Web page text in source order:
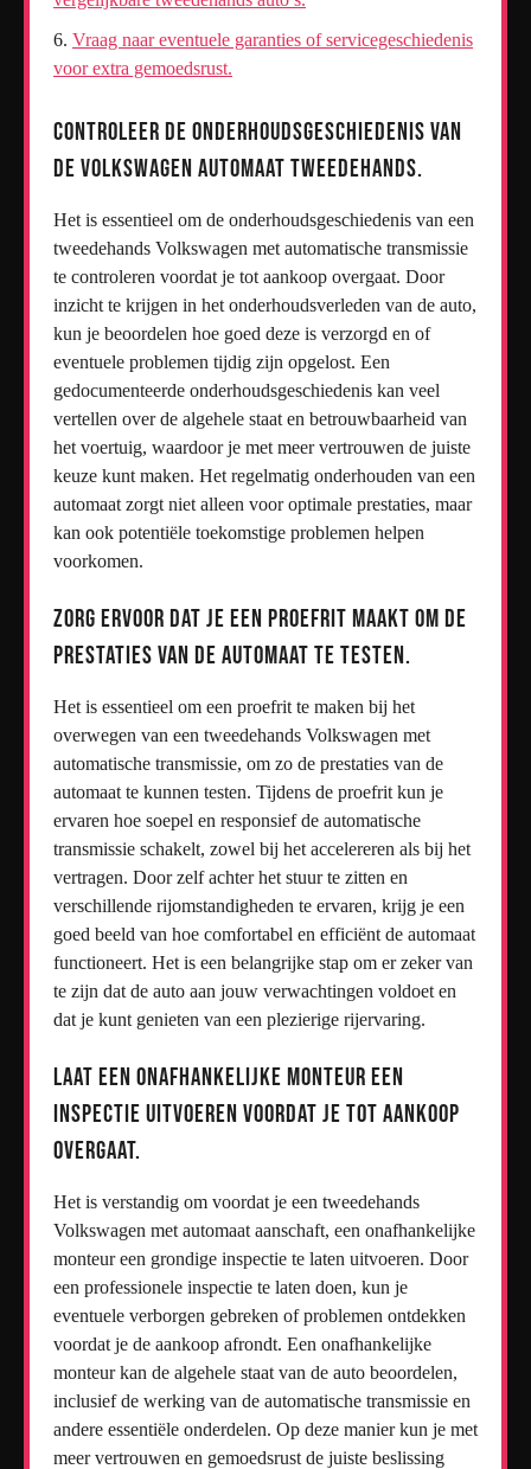
Vraag naar eventuele garanties of servicegeschiedenis
voor extra gemoedsrust.
Controleer de onderhoudsgeschiedenis van
de Volkswagen automaat tweedehands.
Het is essentieel om de onderhoudsgeschiedenis van een
tweedehands Volkswagen met automatische transmissie
te controleren voordat je tot aankoop overgaat. Door
inzicht te krijgen in het onderhoudsverleden van de auto,
kun je beoordelen hoe goed deze is verzorgd en of
eventuele problemen tijdig zijn opgelost. Een
gedocumenteerde onderhoudsgeschiedenis kan veel
vertellen over de algehele staat en betrouwbaarheid van
het voertuig, waardoor je met meer vertrouwen de juiste
keuze kunt maken. Het regelmatig onderhouden van een
automaat zorgt niet alleen voor optimale prestaties, maar
kan ook potentiële toekomstige problemen helpen
voorkomen.
Zorg ervoor dat je een proefrit maakt om de
prestaties van de automaat te testen.
Het is essentieel om een proefrit te maken bij het
overwegen van een tweedehands Volkswagen met
automatische transmissie, om zo de prestaties van de
automaat te kunnen testen. Tijdens de proefrit kun je
ervaren hoe soepel en responsief de automatische
transmissie schakelt, zowel bij het accelereren als bij het
vertragen. Door zelf achter het stuur te zitten en
verschillende rijomstandigheden te ervaren, krijg je een
goed beeld van hoe comfortabel en efficiënt de automaat
functioneert. Het is een belangrijke stap om er zeker van
te zijn dat de auto aan jouw verwachtingen voldoet en
dat je kunt genieten van een plezierige rijervaring.
Laat een onafhankelijke monteur een
inspectie uitvoeren voordat je tot aankoop
overgaat.
Het is verstandig om voordat je een tweedehands
Volkswagen met automaat aanschaft, een onafhankelijke
monteur een grondige inspectie te laten uitvoeren. Door
een professionele inspectie te laten doen, kun je
eventuele verborgen gebreken of problemen ontdekken
voordat je de aankoop afrondt. Een onafhankelijke
monteur kan de algehele staat van de auto beoordelen,
inclusief de werking van de automatische transmissie en
andere essentiële onderdelen. Op deze manier kun je met
meer vertrouwen en gemoedsrust de juiste beslissing